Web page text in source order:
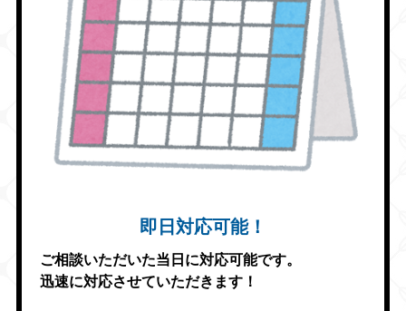
即日対応可能！
ご相談いただいた当日に対応可能です。
迅速に対応させていただきます！